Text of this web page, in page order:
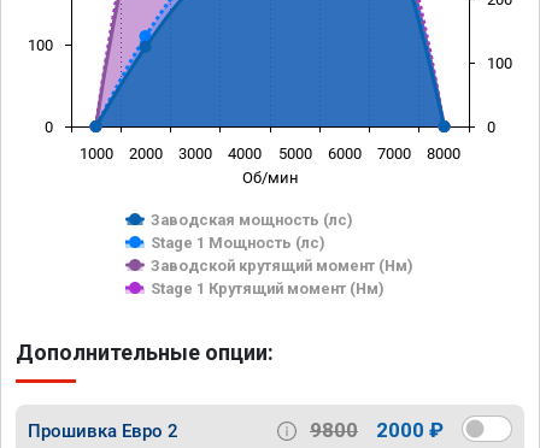
Об/мин
Заводская мощность (лс)
Stage 1 Мощность (лс)
Заводской крутящий момент (Нм)
Stage 1 Крутящий момент (Нм)
1000 2000 3000 4000 5000 6000 7000 8000
0
100
0
100
Дополнительные опции:
Прошивка Евро 2 9800 2000 ₽